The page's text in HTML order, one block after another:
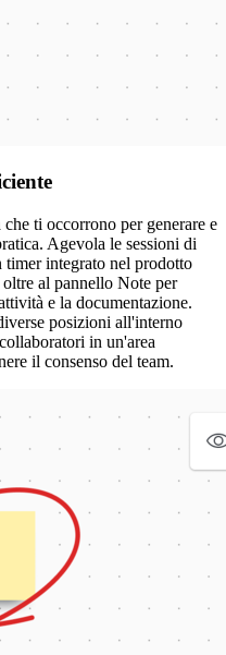
ti occorrono per generare e
Agevola le sessioni di
integrato nel prodotto
al pannello Note per
e la documentazione.
posizioni all'interno
in un'area
il consenso del team.